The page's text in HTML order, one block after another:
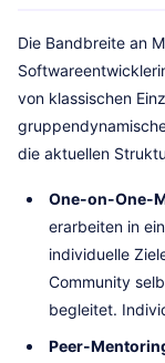
Die Bandbreite an
von klassischen
die aktuellen
One-on-One-
erarbeiten in
individuelle
Community
begleitet.
Peer-